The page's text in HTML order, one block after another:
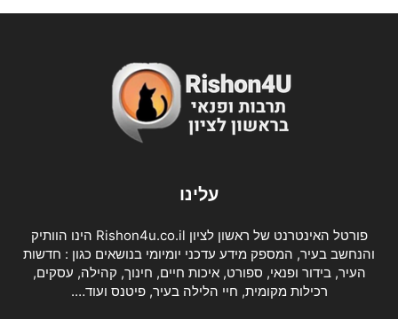
עלינו
פורטל האינטרנט של ראשון לציון Rishon4u.co.il הינו הוותיק
והנחשב בעיר, המספק מידע עדכני יומיומי בנושאים כגון : חדשות
העיר, בידור ופנאי, ספורט, איכות חיים, חינוך, קהילה, עסקים,
רכילות מקומית, חיי הלילה בעיר, פיטנס ועוד….